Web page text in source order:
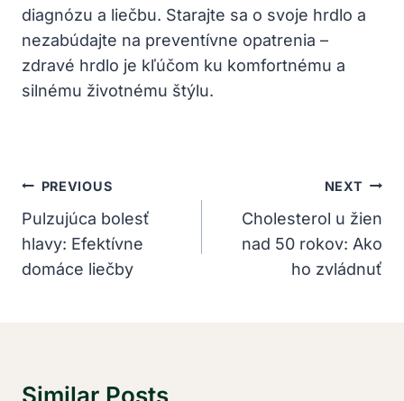
diagnózu a⁢ liečbu.⁤ Starajte sa ‌o svoje hrdlo a‌
nezabúdajte ‍na ⁤preventívne opatrenia –‌
zdravé hrdlo ⁢je kľúčom ku ⁤komfortnému a
silnému životnému štýlu.
Navigácia
V
Článku
PREVIOUS
Pulzujúca bolesť
hlavy: Efektívne
domáce liečby
NEXT
Cholesterol u žien
nad 50 rokov: Ako
ho zvládnuť
Similar Posts